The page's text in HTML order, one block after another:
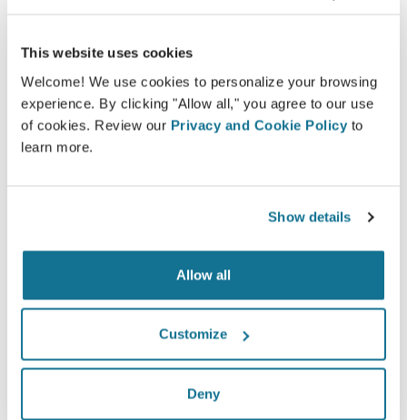
This website uses cookies
Welcome! We use cookies to personalize your browsing
experience. By clicking "Allow all," you agree to our use
of cookies. Review our Privacy and Cookie Policy to
learn more.
Show details
Allow all
Customize
Deny
พบคุณคนใหม่ทันที!